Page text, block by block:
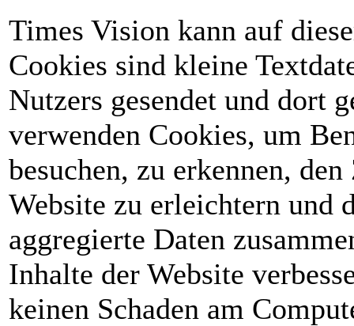
Times Vision kann auf
Cookies sind kleine
Nutzers gesendet und dort
verwenden Cookies, um
besuchen, zu erkennen,
Website zu erleichtern und
aggregierte Daten
Inhalte der Website
keinen Schaden am